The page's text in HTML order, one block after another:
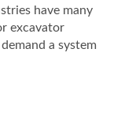
have many
excavator
a system